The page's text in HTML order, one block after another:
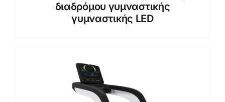
διαδρόμου γυμναστικής
γυμναστικής LED